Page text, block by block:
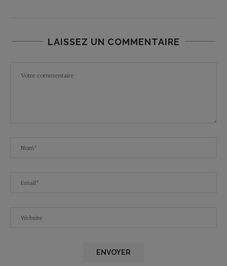
LAISSEZ UN COMMENTAIRE